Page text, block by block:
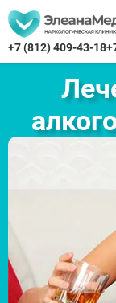
+7 (812) 409-43-18